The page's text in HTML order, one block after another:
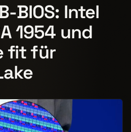
BIOS: Intel
1954 und
fit für